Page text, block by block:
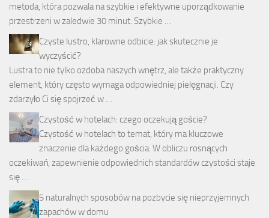
metoda, która pozwala na szybkie i efektywne uporządkowanie
przestrzeni w zaledwie 30 minut. Szybkie …
Czyste lustro, klarowne odbicie: jak skutecznie je
wyczyścić?
Lustra to nie tylko ozdoba naszych wnętrz, ale także praktyczny
element, który często wymaga odpowiedniej pielęgnacji. Czy
zdarzyło Ci się spojrzeć w …
Czystość w hotelach: czego oczekują goście?
Czystość w hotelach to temat, który ma kluczowe
znaczenie dla każdego gościa. W obliczu rosnących
oczekiwań, zapewnienie odpowiednich standardów czystości staje
się …
5 naturalnych sposobów na pozbycie się nieprzyjemnych
zapachów w domu